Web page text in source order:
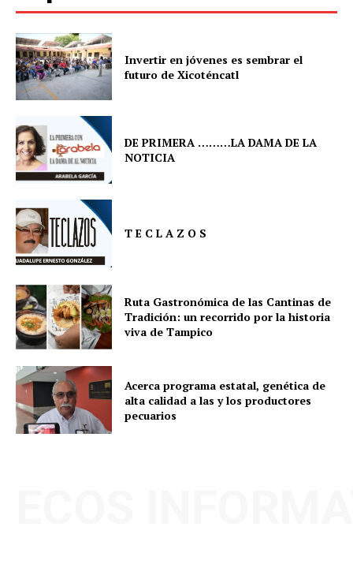
Invertir en jóvenes es sembrar el
futuro de Xicoténcatl
DE PRIMERA ………LA DAMA DE LA
NOTICIA
T E C L A Z O S
Ruta Gastronómica de las Cantinas de
Tradición: un recorrido por la historia
viva de Tampico
Acerca programa estatal, genética de
alta calidad a las y los productores
pecuarios